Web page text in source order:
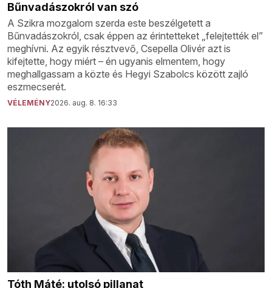
Bűnvadászokról van szó
A Szikra mozgalom szerda este beszélgetett a
Bűnvadászokról, csak éppen az érintetteket „felejtették el”
meghívni. Az egyik résztvevő, Csepella Olivér azt is
kifejtette, hogy miért – én ugyanis elmentem, hogy
meghallgassam a közte és Hegyi Szabolcs között zajló
eszmecserét.
VÉLEMÉNY2026. aug. 8. 16:33
Tóth Máté: utolsó pillanat